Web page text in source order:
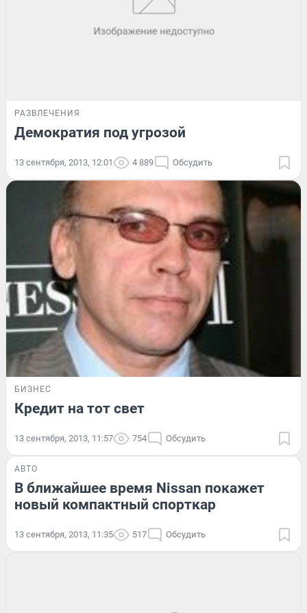
РАЗВЛЕЧЕНИЯ
Демократия под угрозой
13 сентября, 2013, 12:01 4 889 Обсудить
БИЗНЕС
Кредит на тот свет
13 сентября, 2013, 11:57 754 Обсудить
АВТО
В ближайшее время Nissan покажет
новый компактный спорткар
13 сентября, 2013, 11:35 517 Обсудить